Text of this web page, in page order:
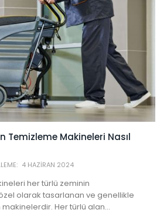
Temizleme Makineleri Nasıl
4 HAZIRAN 2024
her türlü zeminin
olarak tasarlanan ve genellikle
makinelerdir. Her türlü alan…